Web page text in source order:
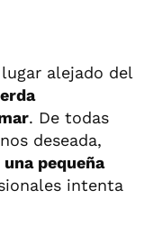
alejado del
. De todas
deseada,
pequeña
intenta